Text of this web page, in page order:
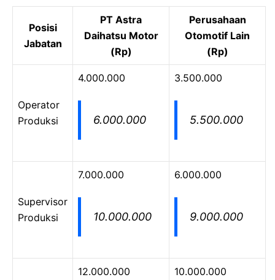
Posisi
Jabatan
PT Astra
Daihatsu Motor
(Rp)
Perusahaan
Otomotif Lain
(Rp)
Operator
Produksi
4.000.000
6.000.000
3.500.000
5.500.000
Supervisor
Produksi
7.000.000
10.000.000
6.000.000
9.000.000
12.000.000 10.000.000